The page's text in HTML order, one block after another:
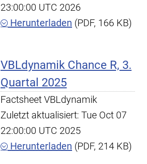
23:00:00 UTC 2026
Herunterladen (PDF, 166 KB)
VBLdynamik Chance R, 3.
Quartal 2025
Factsheet VBLdynamik
Zuletzt aktualisiert: Tue Oct 07
22:00:00 UTC 2025
Herunterladen (PDF, 214 KB)